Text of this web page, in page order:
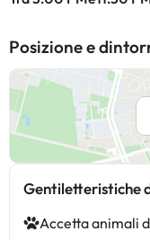
Posizione e
Gentiletteristiche
Accetta animali